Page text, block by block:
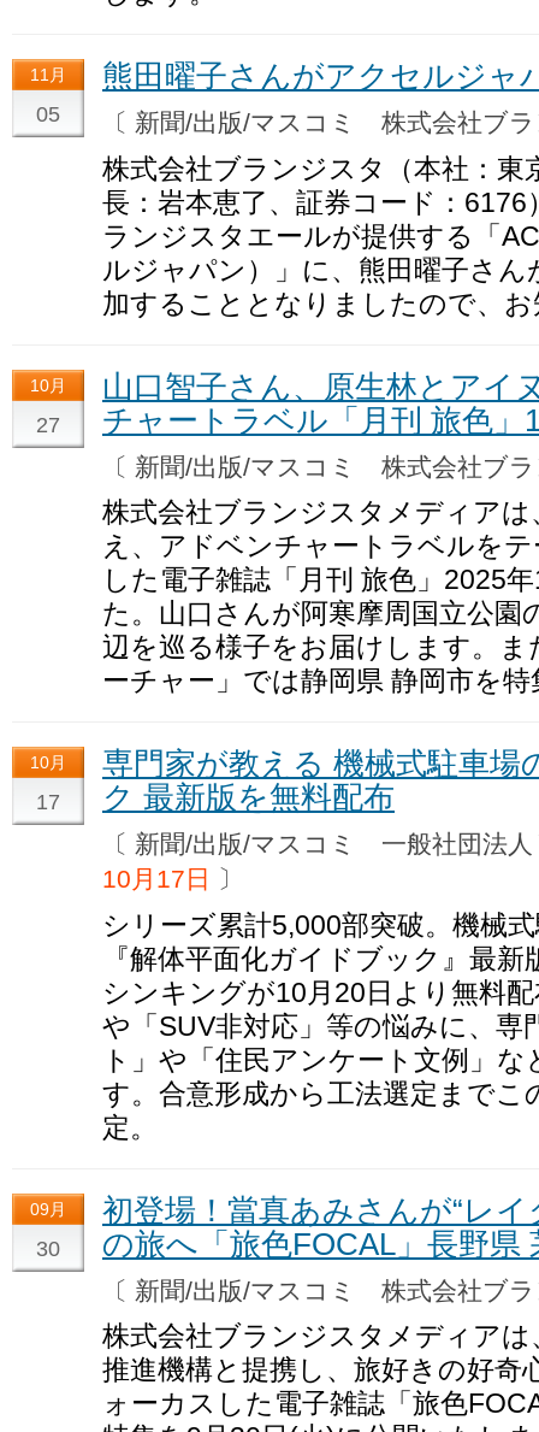
11月
05
熊田曜子さんがアクセルジャ
〔 新聞/出版/マスコミ 株式会社ブ
株式会社ブランジスタ（本社：東
長：岩本恵了、証券コード：
ランジスタエールが提供する「
ルジャパン）」に、熊田曜子さ
加することとなりましたので、
10月
27
山口智子さん、原生林とアイ
チャートラベル「月刊 旅色」
〔 新聞/出版/マスコミ 株式会社ブ
株式会社ブランジスタメディア
え、アドベンチャートラベルを
した電子雑誌「月刊 旅色」2025
た。山口さんが阿寒摩周国立公園
辺を巡る様子をお届けします。
ーチャー」では静岡県 静岡市を
10月
17
専門家が教える 機械式駐車場
ク 最新版を無料配布
〔 新聞/出版/マスコミ 一般社団法
10月17日
〕
シリーズ累計5,000部突破。機械
『解体平面化ガイドブック』最
シンキングが10月20日より無料
や「SUV非対応」等の悩みに、
ト」や「住民アンケート文例」
す。合意形成から工法選定までこ
定。
09月
30
初登場！當真あみさんが“レ
の旅へ「旅色FOCAL」長野県
〔 新聞/出版/マスコミ 株式会社ブ
株式会社ブランジスタメディア
推進機構と提携し、旅好きの好
ォーカスした電子雑誌「旅色